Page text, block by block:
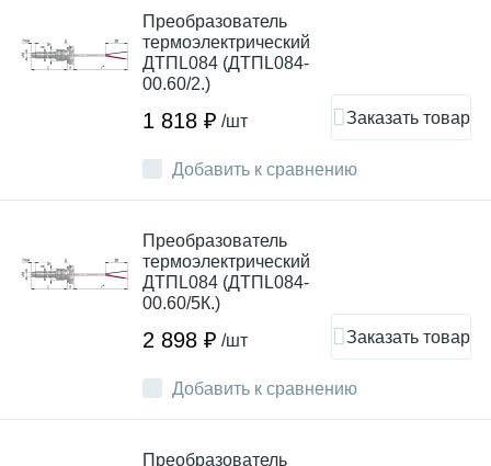
Добавить к сравнению
Преобразователь
термоэлектрический
ДТПL084 (ДТПL084-
00.60/2.)
1 818 ₽ /шт Заказать товар
Добавить к сравнению
Преобразователь
термоэлектрический
ДТПL084 (ДТПL084-
00.60/5К.)
2 898 ₽ /шт Заказать товар
Преобразователь